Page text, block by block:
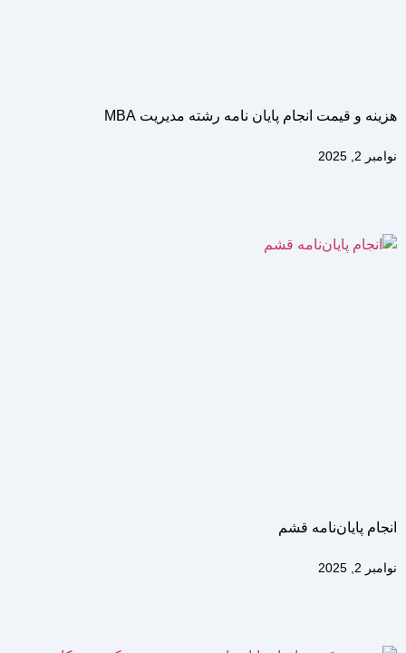
هزینه و قیمت انجام پایان نامه رشته مدیریت MBA
نوامبر 2, 2025
انجام پایان‌نامه قشم
نوامبر 2, 2025